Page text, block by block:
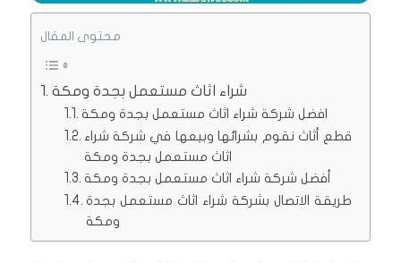
محتوى المقال
شراء اثاث مستعمل بجدة ومكة
افضل شركة شراء اثاث مستعمل بجدة ومكة
قطع أثاث نقوم بشرائها وبيعها في شركة شراء
اثاث مستعمل بجدة ومكة
أفضل شركة شراء اثاث مستعمل بجدة ومكة
طريقة الاتصال بشركة شراء اثاث مستعمل بجدة
ومكة